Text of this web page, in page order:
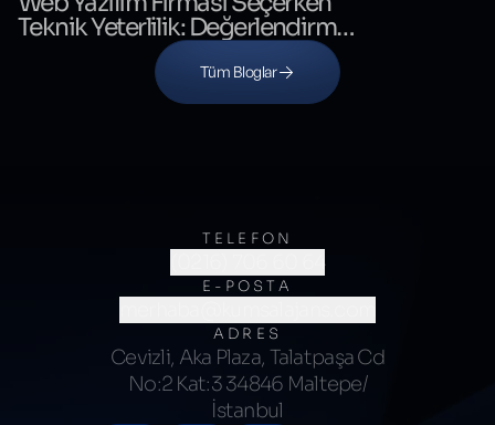
Teknik Yeterlilik: Değerlendirme
Kontrol Listesi
Tüm Bloglar
TELEFON
(0216) 706 60 64
E-POSTA
ADRES
Cevizli, Aka Plaza, Talatpaşa Cd
No:2 Kat:3 34846 Maltepe/
İstanbul